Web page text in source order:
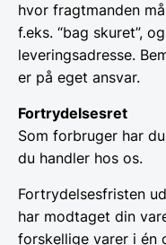
hvor fragtmanden
f.eks. “bag skuret”,
leveringsadresse.
er på eget ansvar.
Fortrydelsesret
Som forbruger har
du handler hos os.
Fortrydelsesfristen
har modtaget din
forskellige varer i én